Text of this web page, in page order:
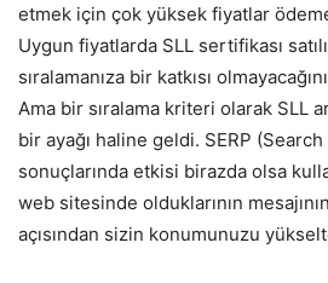
etmek için çok yüksek fiyatlar
Uygun fiyatlarda SLL sertifikası
sıralamanıza bir katkısı
Ama bir sıralama kriteri olarak SLL
bir ayağı haline geldi. SERP
sonuçlarında etkisi birazda olsa
web sitesinde olduklarının
açısından sizin konumunuzu